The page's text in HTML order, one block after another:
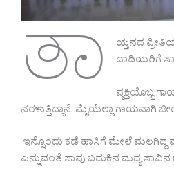
ತಾ ಯ್ತನದ
ದಾದಿಯರಿಗೆ
ವ್ಯಕ್ತಿಯೊಬ್ಬ
ನರಳುತ್ತಿದ್ದಾನೆ. ಮೈಯೆಲ್ಲಾ ಗಾಯವಾಗಿ
ಇನ್ನೊಂದು ಕಡೆ ಹಾಸಿಗೆ ಮೇಲೆ
ಎನ್ನುವಂತೆ ಸಾವು ಬದುಕಿನ ಮಧ್ಯ ಸಾವಿನ